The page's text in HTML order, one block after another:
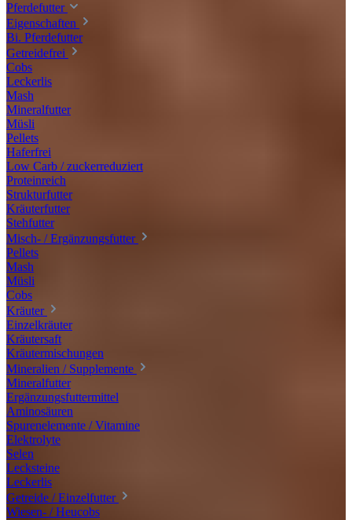
Pferdefutter
Eigenschaften
Bi. Pferdefutter
Getreidefrei
Cobs
Leckerlis
Mash
Mineralfutter
Müsli
Pellets
Haferfrei
Low Carb / zuckerreduziert
Proteinreich
Strukturfutter
Kräuterfutter
Stehfutter
Misch- / Ergänzungsfutter
Pellets
Mash
Müsli
Cobs
Kräuter
Einzelkräuter
Kräutersaft
Kräutermischungen
Mineralien / Supplemente
Mineralfutter
Ergänzungsfuttermittel
Aminosäuren
Spurenelemente / Vitamine
Elektrolyte
Selen
Lecksteine
Leckerlis
Getreide / Einzelfutter
Wiesen- / Heucobs